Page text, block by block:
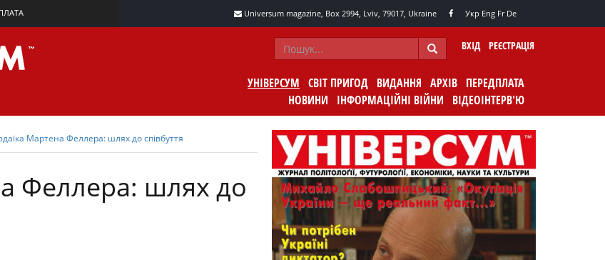
Universum magazine, Box 2994, Lviv, 79017, Ukraine Укр Eng Fr De
ВХІД РЕЄСТРАЦІЯ
УНІВЕРСУМ СВІТ ПРИГОД ВИДАННЯ АРХІВ ПЕРЕДПЛАТА
НОВИНИ
ІНФОРМАЦІЙНІ ВІЙНИ ВІДЕОІНТЕРВ'Ю
Мартена Феллера: шлях до співбуття
Феллера: шлях до